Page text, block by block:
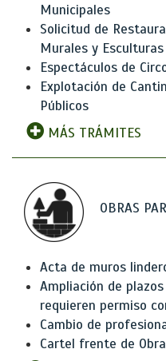
Municipales
Solicitud de
Murales y Esculturas
Espectáculos de
Explotación de
Públicos
MÁS TRÁMITES
OBRAS
Acta de muros
Ampliación de
requieren permiso
Cambio de
Cartel frente de Obra